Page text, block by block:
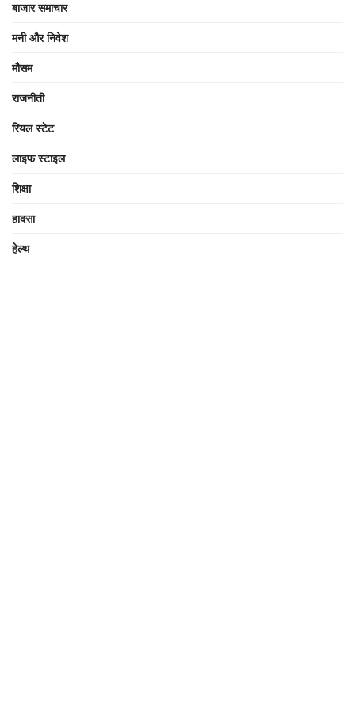
बाजार समाचार
मनी और निवेश
मौसम
राजनीती
रियल स्टेट
लाइफ स्टाइल
शिक्षा
हादसा
हेल्थ